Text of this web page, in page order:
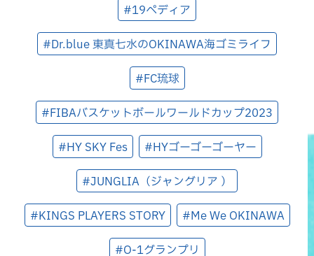
#19ペディア
#Dr.blue 東真七水のOKINAWA海ゴミライフ
#FC琉球
#FIBAバスケットボールワールドカップ2023
#HY SKY Fes #HYゴーゴーゴーヤー
#JUNGLIA（ジャングリア ）
#KINGS PLAYERS STORY #Me We OKINAWA
#O-1グランプリ